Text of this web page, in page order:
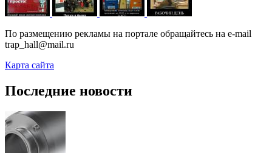
По размещению рекламы на портале обращайтесь на e-mail
trap_hall@mail.ru
Карта сайта
Последние новости